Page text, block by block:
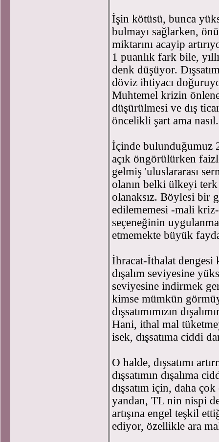
İşin kötüsü, bunca
bulmayı sağlarken,
miktarını acayip
1 puanlık fark bile,
denk düşüyor.
döviz ihtiyacı
Muhtemel krizin
düşürülmesi ve dış
öncelikli şart ama
İçinde bulunduğumuz
açık öngörülürken
gelmiş 'uluslararası
olanın belki ülkeyi terk
olanaksız. Böylesi bir
edilememesi -mali
seçeneğinin
etmemekte büyük
İhracat-İthalat dengesi
dışalım seviyesine
seviyesine indirmek
kimse mümkün
dışsatımımızın
Hani, ithal mal
isek, dışsatıma ciddi
O halde, dışsatımı
dışsatımın dışalıma
dışsatım için, daha
yandan, TL nin nispi
artışına engel teşkil
ediyor, özellikle ara